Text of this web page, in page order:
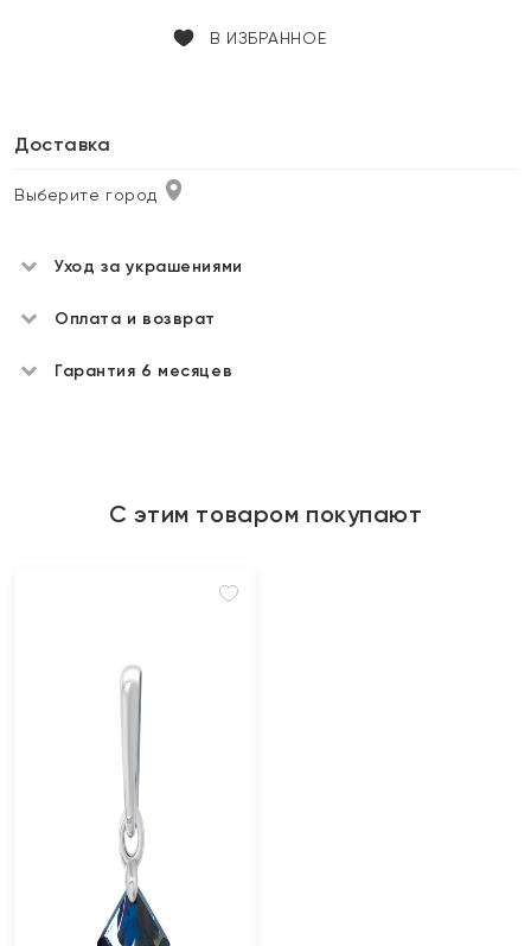
В ИЗБРАННОЕ
Доставка
Выберите город
Уход за украшениями
Оплата и возврат
Гарантия 6 месяцев
С этим товаром покупают